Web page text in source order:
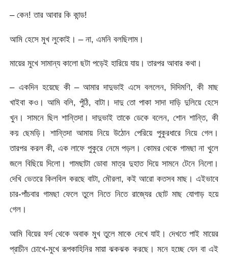
– কেন! তার আবার কি কান্ড!
আমি হেসে মুখ লুকোই। – না, এমনি বলছিলাম।
মায়ের মুখে সামান্য কালো ছটা পড়েই হারিয়ে যায়। তারপর আবার কথা।
– একদিন হয়েছে কী – আমার দাদুভাই এসে বললেন, দিদিমণি, কী মাছ
খাইবা কও। আমি বলি, পুঁঠি, বাটা। দাদু তো পাকা সাদা দাড়ি দুলিয়ে হেসে
খুন। সামনে ছিল শান্তিদা। দাদুভাই তাকে ডেকে বলেন, শোন শান্তি, কী
কয় ছেমড়ি। শান্তিদা আমায় নিয়ে উঠোন পেরিয়ে পুকুরধারে নিয়ে গেল।
তারপর করল কী, এক লাফে পুকুরে নেমে পড়ল। কোমর থেকে গামছা না খুলে
জলে বিছিয়ে দিলো। গামছাটা ডোবা মাত্র দুহাত দিয়ে সামনে টেনে নিলো।
দেখি ভেতরে কিলবিল করছে বাটা, মৌরলা, কই আরো কতসব মাছ। এইভাবে
চার-পাঁচবার গামছা ফেলে তুলে নিতে নিতে রাজ্যের ছোট মাছ যোগাড় হয়ে
গেল।
আমি বিয়ের ফর্দ থেকে অবাক মুখ তুলে মাকে দেখে যাই। দেখতে পাই মায়ের
প্রাচীন চোখে-মুখে রূপকাহিনির মায়া ঝকঝক করছে। মনে হচ্ছে যেন বা এই